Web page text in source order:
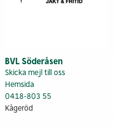
BVL Söderåsen
Skicka mejl till oss
Hemsida
0418-803 55
Kågeröd